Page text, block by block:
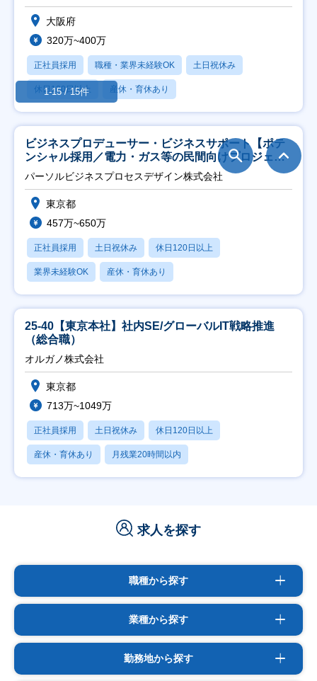
大阪府
320万~400万
正社員採用 職種・業界未経験OK 土日祝休み
休日120日以上 産休・育休あり
ビジネスプロデューサー・ビジネスサポート【ポテ
ンシャル採用／電力・ガス等の民間向けプロジェク
ト推進】
パーソルビジネスプロセスデザイン株式会社
東京都
457万~650万
正社員採用 土日祝休み 休日120日以上
業界未経験OK 産休・育休あり
25-40【東京本社】社内SE/グローバルIT戦略推進
（総合職）
オルガノ株式会社
東京都
713万~1049万
正社員採用 土日祝休み 休日120日以上
産休・育休あり 月残業20時間以内
求人を探す
職種から探す
業種から探す
勤務地から探す
1-15 / 15件